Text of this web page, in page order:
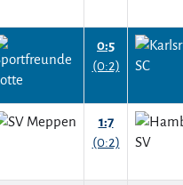
0:5
(0:2)
1:7
(0:2)